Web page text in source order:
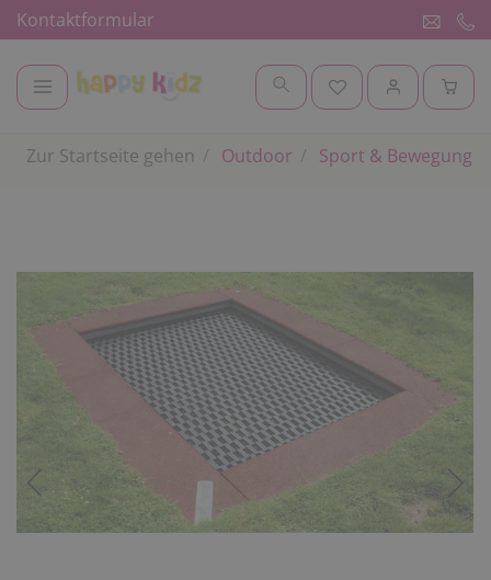
Kontaktformular
Zur Startseite gehen Outdoor Sport & Bewegung